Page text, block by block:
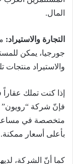
المال.
التجارة والاستيراد:
جورجيا، يمكن
والاستيراد منتجات
إذا كنت تملك
فإنّ شركة
متخصصة في
بأعلى أسعار ممكنة.
كما أنّ الشركة،